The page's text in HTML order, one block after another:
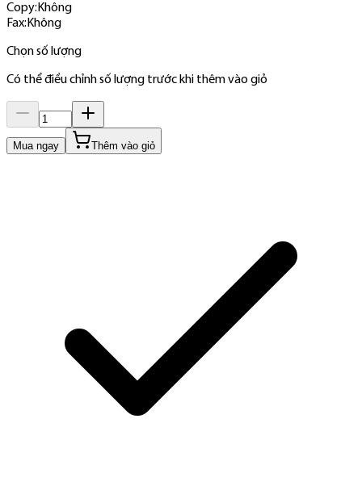
Copy: Không
Fax: Không
Chọn số lượng
Có thể điều chỉnh số lượng trước khi thêm vào giỏ
Mua ngay Thêm vào giỏ